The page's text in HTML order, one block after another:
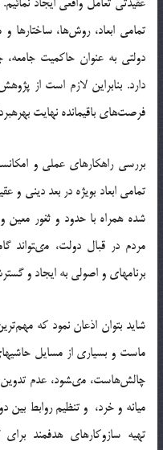
تمامى ابعاد، روش‌ها،
دولتي به عنوان حاكميت جامعه،
دارد. بنابراين لازم است از
فرصت‌هاى باقيمانده نهايت
بررسى راهكارهاى عملى و
تمامى ابعاد بويژه در بعد دينى
شده همراه با حدود و ثغور
مردم در قبال دولت،
برنامه‏اى و اصولى به ايجاد و
شايد بتوان اذعان نمود كه
ماست و بسيارى از مسايل
چالش‌هاست، مى‏شود، عدم تدوين
ميانه و خرد، و تنظيم روابط
تهيه سازوكارهاى هدفمند